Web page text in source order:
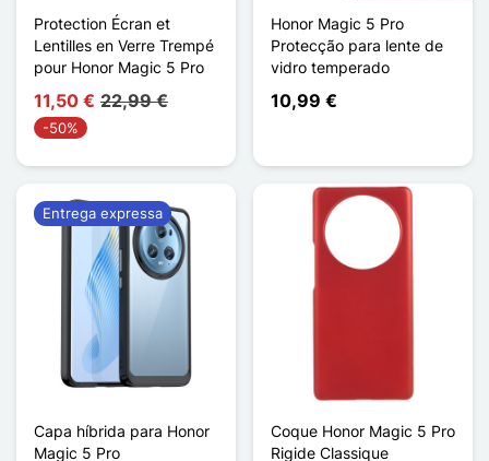
Protection Écran et
Lentilles en Verre Trempé
pour Honor Magic 5 Pro
11,50 € 22,99 €
-50%
Honor Magic 5 Pro
Protecção para lente de
vidro temperado
10,99 €
Capa híbrida para Honor
Magic 5 Pro
Entrega expressa
Coque Honor Magic 5 Pro
Rigide Classique